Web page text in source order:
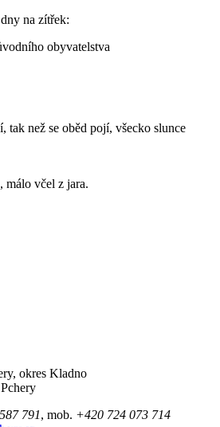
na zítřek:
obyvatelstva
tak než se oběd pojí, všecko slunce
málo včel z jara.
okres Kladno
791, mob. +420 724 073 714